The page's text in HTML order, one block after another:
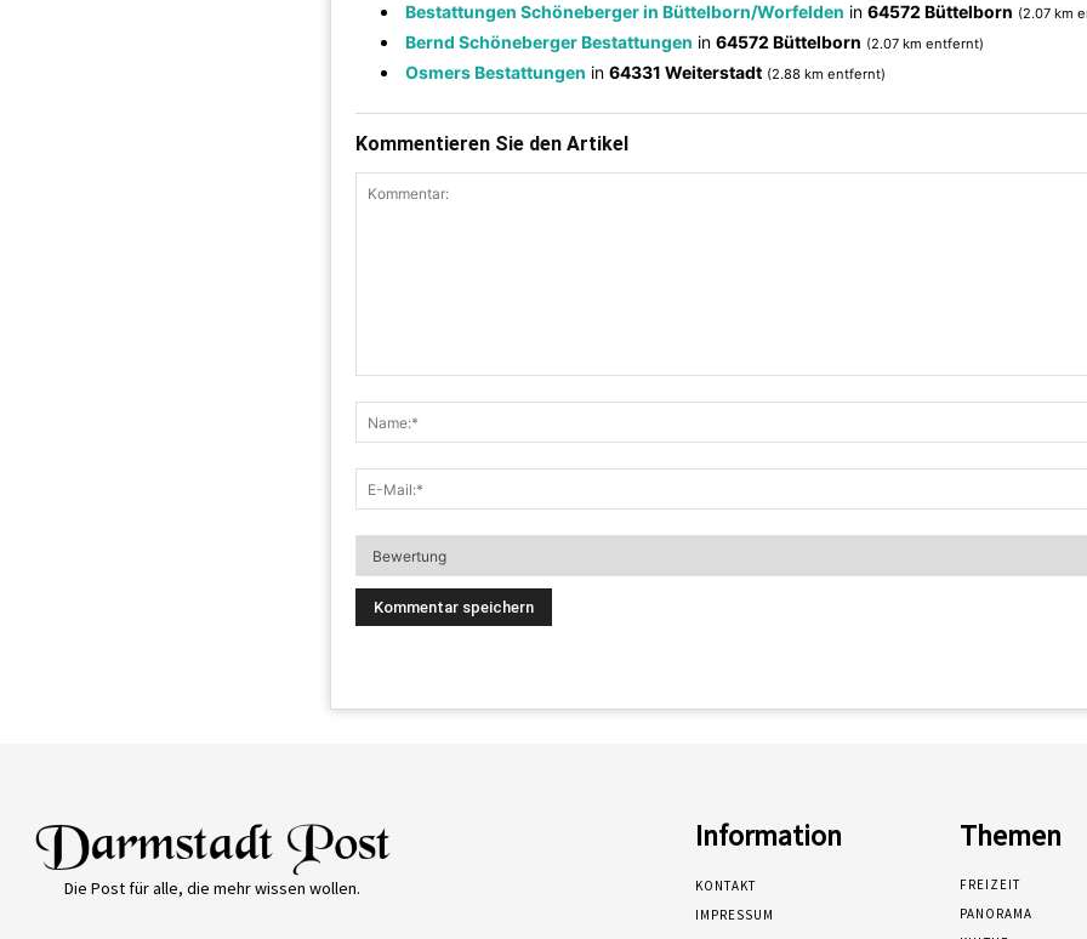
Bestattungen Schöneberger in Büttelborn/Worfelden in 64572 Büttelborn (2.07 km
Bernd Schöneberger Bestattungen in 64572 Büttelborn (2.07 km entfernt)
Osmers Bestattungen in 64331 Weiterstadt (2.88 km entfernt)
Kommentieren Sie den Artikel
Die Post für alle, die mehr wissen wollen.
Information
KONTAKT
IMPRESSUM
Themen
FREIZEIT
PANORAMA